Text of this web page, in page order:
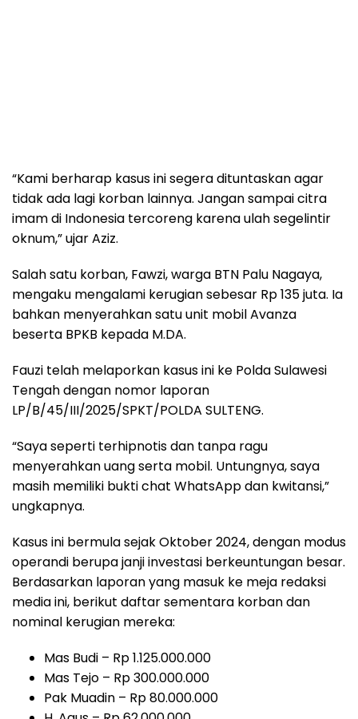
“Kami berharap kasus ini segera dituntaskan agar
tidak ada lagi korban lainnya. Jangan sampai citra
imam di Indonesia tercoreng karena ulah segelintir
oknum,” ujar Aziz.
Salah satu korban, Fawzi, warga BTN Palu Nagaya,
mengaku mengalami kerugian sebesar Rp 135 juta. Ia
bahkan menyerahkan satu unit mobil Avanza
beserta BPKB kepada M.DA.
Fauzi telah melaporkan kasus ini ke Polda Sulawesi
Tengah dengan nomor laporan
LP/B/45/III/2025/SPKT/POLDA SULTENG.
“Saya seperti terhipnotis dan tanpa ragu
menyerahkan uang serta mobil. Untungnya, saya
masih memiliki bukti chat WhatsApp dan kwitansi,”
ungkapnya.
Kasus ini bermula sejak Oktober 2024, dengan modus
operandi berupa janji investasi berkeuntungan besar.
Berdasarkan laporan yang masuk ke meja redaksi
media ini, berikut daftar sementara korban dan
nominal kerugian mereka:
Mas Budi – Rp 1.125.000.000
Mas Tejo – Rp 300.000.000
Pak Muadin – Rp 80.000.000